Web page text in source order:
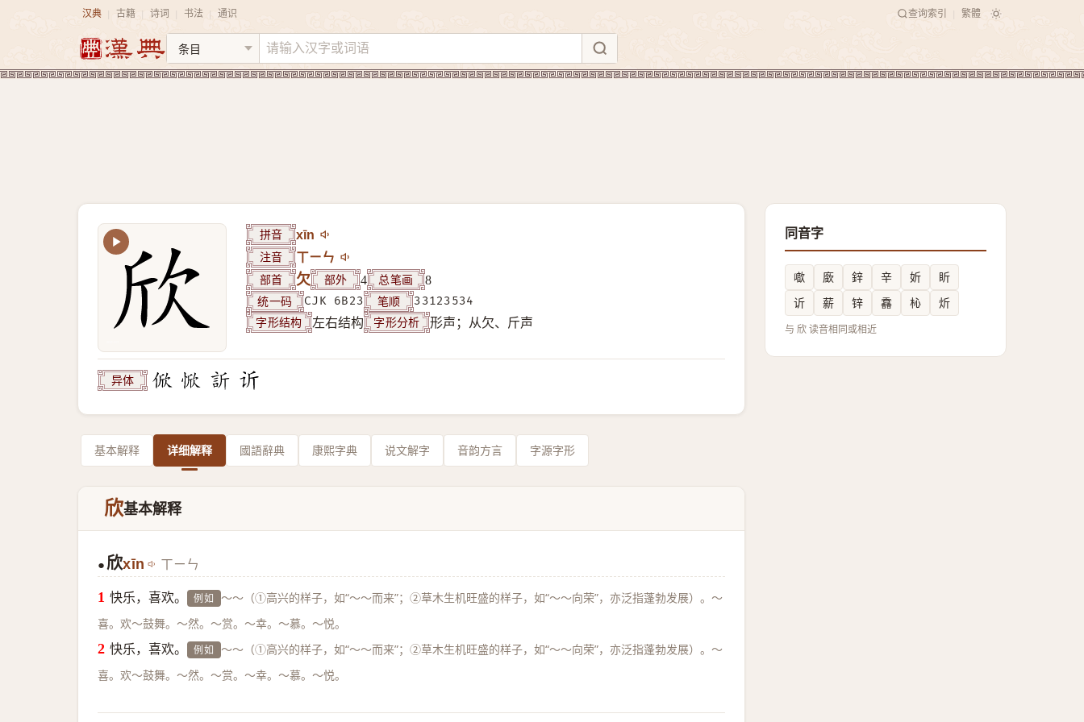
汉典 古籍 诗词 书法 通识 查询索引 繁體
拼音 xīn
注音 ㄒㄧㄣ
部首 欠 部外 4 总笔画 8
统一码 CJK 6B23 笔顺 33123534
字形结构 左右结构 字形分析 形声；从欠、斤声
异体
基本解释 详细解释 國語辭典 康熙字典 说文解字 音韵方言 字源字形
欣基本解释
● 欣xīn ㄒㄧㄣ
快乐，喜欢。 例如 ～～（①高兴的样子，如“～～而来”；②草木生机旺盛的样子，如“～～向荣”，亦泛指蓬勃发展）。～
喜。欢～鼓舞。～然。～赏。～幸。～慕。～悦。
快乐，喜欢。 例如 ～～（①高兴的样子，如“～～而来”；②草木生机旺盛的样子，如“～～向荣”，亦泛指蓬勃发展）。～
喜。欢～鼓舞。～然。～赏。～幸。～慕。～悦。
同音字
噷 廞 鋅 辛 妡
盺
䜣
薪 锌 馫 杺 炘
与 欣 读音相同或相近